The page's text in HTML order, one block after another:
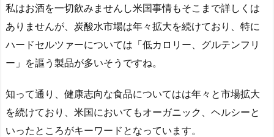
私はお酒を一切飲みませんし米国事情もそこまで詳しくは
ありませんが、炭酸水市場は年々拡大を続けており、特に
ハードセルツァーについては「低カロリー、グルテンフリ
ー」を謳う製品が多いそうですね。
知って通り、健康志向な食品についてはは年々と市場拡大
を続けており、米国においてもオーガニック、ヘルシーと
いったところがキーワードとなっています。